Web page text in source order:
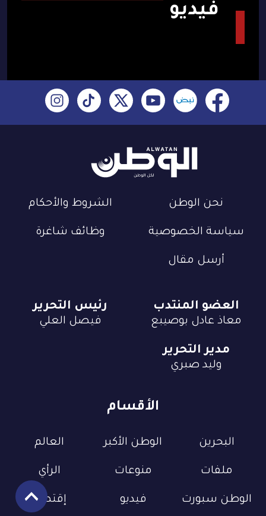
فيديو
نحن الوطن الشروط والأحكام
سياسة الخصوصية وظائف شاغرة
أرسل مقال
الأقسام
البحرين الوطن الأكبر العالم
ملفات منوعات الرأي
الوطن سبورت فيديو إقتصاد
العضو المنتدب
معاذ عادل بوصيبع
رئيس التحرير
فيصل العلي
مدير التحرير
وليد صبري